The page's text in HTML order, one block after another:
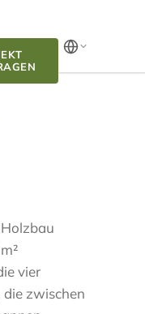
vier
zwischen